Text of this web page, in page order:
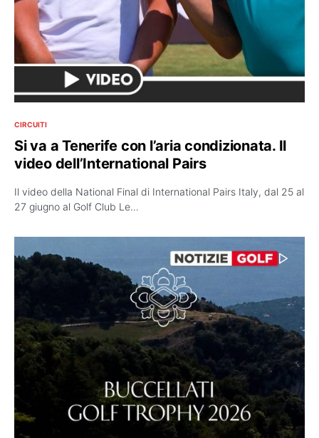
CIRCUITI
Si va a Tenerife con l’aria condizionata. Il
video dell’International Pairs
Il video della National Final di International Pairs Italy, dal 25 al
27 giugno al Golf Club Le…